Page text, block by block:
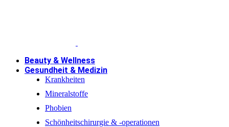
Beauty & Wellness
Gesundheit & Medizin
Krankheiten
Mineralstoffe
Phobien
Schönheitschirurgie & -operationen